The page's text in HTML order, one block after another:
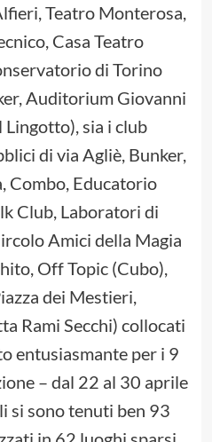
Teatro Monterosa,
Casa Teatro
di Torino
Auditorium Giovanni
Lingotto), sia i club
di via Agliè, Bunker,
Combo, Educatorio
Club, Laboratori di
Amici della Magia
Off Topic (Cubo),
dei Mestieri,
Rami Secchi) collocati
entusiasmante per i 9
– dal 22 al 30 aprile
si sono tenuti ben 93